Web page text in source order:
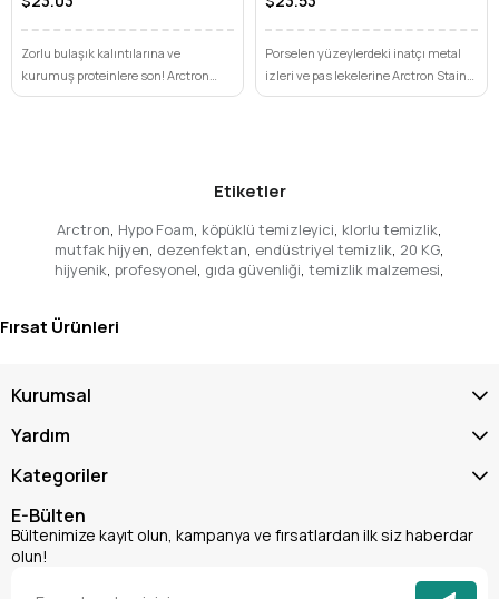
ulaşmak için hemen şimdi sepetinize ekleyin! Orijinal ürün
ve hızlı teslimat avantajlarıyla bu profesyonel çözümü
kaçırmayın!
Zorlu bulaşık kalıntılarına ve
kurumuş proteinlere son! Arctron
Pre-Wash 5 KG, profesyonel
Porselen yüzeylerdeki inatçı metal
izleri ve pas lekelerine Arctron Stain-
Ex ile son verin. Güçlü formülüyle
Etiketler
Arctron, Hypo Foam, köpüklü temizleyici, klorlu temizlik,
mutfak hijyen, dezenfektan, endüstriyel temizlik, 20 KG,
hijyenik, profesyonel, gıda güvenliği, temizlik malzemesi,
Fırsat Ürünleri
Kurumsal
Yardım
Kategoriler
E-Bülten
Bültenimize kayıt olun, kampanya ve fırsatlardan ilk siz haberdar
olun!